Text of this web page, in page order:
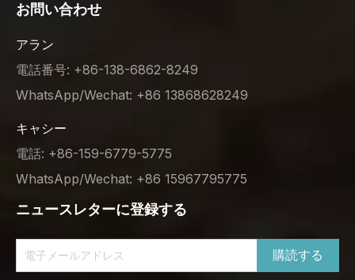
お問い合わせ
アラン
電話番号: +86-138-6862-8249
WhatsApp/Wechat: +86 13868628249
キャシー
電話: +86-159-6779-5775
WhatsApp/Wechat: +86 15967795775
ニュースレターに登録する
購読する